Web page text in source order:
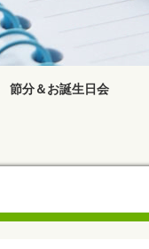
節分＆お誕生日会